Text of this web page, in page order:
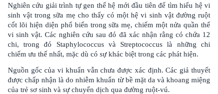
Nghiên cứu giải trình tự gen thế hệ mới đầu tiên để tìm hiểu hệ vi
sinh vật trong sữa mẹ cho thấy có một hệ vi sinh vật đường ruột
cốt lõi hiện diện phổ biến trong sữa mẹ, chiếm một nửa quần thể
vi sinh vật. Các nghiên cứu sau đó đã xác nhận rằng có chứa 12
chi, trong đó Staphylococcus và Streptococcus là những chi
chiếm ưu thế nhất, mặc dù có sự khác biệt trong các phát hiện.
Nguồn gốc của vi khuẩn vẫn chưa được xác định. Các giả thuyết
được chấp nhận là do nhiễm khuẩn từ bề mặt da và khoang miệng
của trẻ sơ sinh và sự chuyển dịch qua đường ruột-vú.